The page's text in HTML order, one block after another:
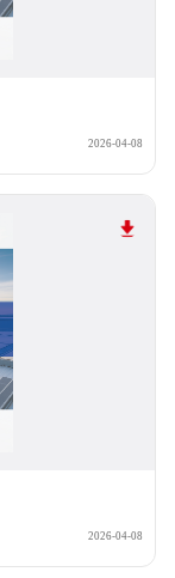
2026-04-08
2026-04-08